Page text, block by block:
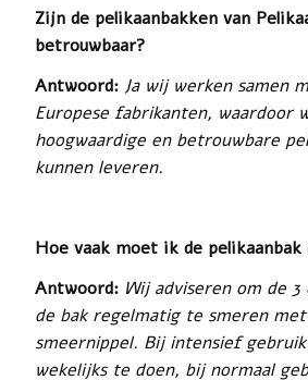
Zijn de pelikaanbakken van
betrouwbaar?
Antwoord: Ja wij werken samen
Europese fabrikanten, waardoor
hoogwaardige en betrouwbare
kunnen leveren.
Hoe vaak moet ik de pelikaanbak
Antwoord: Wij adviseren om de
de bak regelmatig te smeren
smeernippel. Bij intensief
wekelijks te doen, bij normaal